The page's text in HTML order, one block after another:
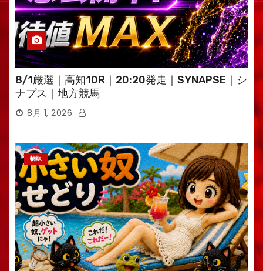
8/1厳選｜高知10R｜20:20発走｜SYNAPSE｜シ
ナプス｜地方競馬
8月 1, 2026
物販